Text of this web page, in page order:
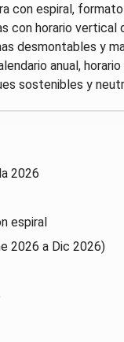
con espiral,
con horario
desmontables y
anual,
sostenibles y
2026
espiral
2026 a Dic 2026)